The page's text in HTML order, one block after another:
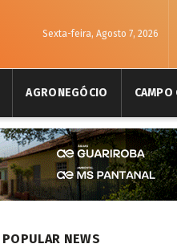
Sexta-feira, Agosto 7, 2026
AGRONEGÓCIO CAMPO
POPULAR NEWS